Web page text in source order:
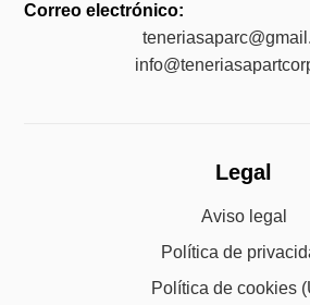
Correo electrónico:
Legal
Aviso legal
Política de
Política de cookies